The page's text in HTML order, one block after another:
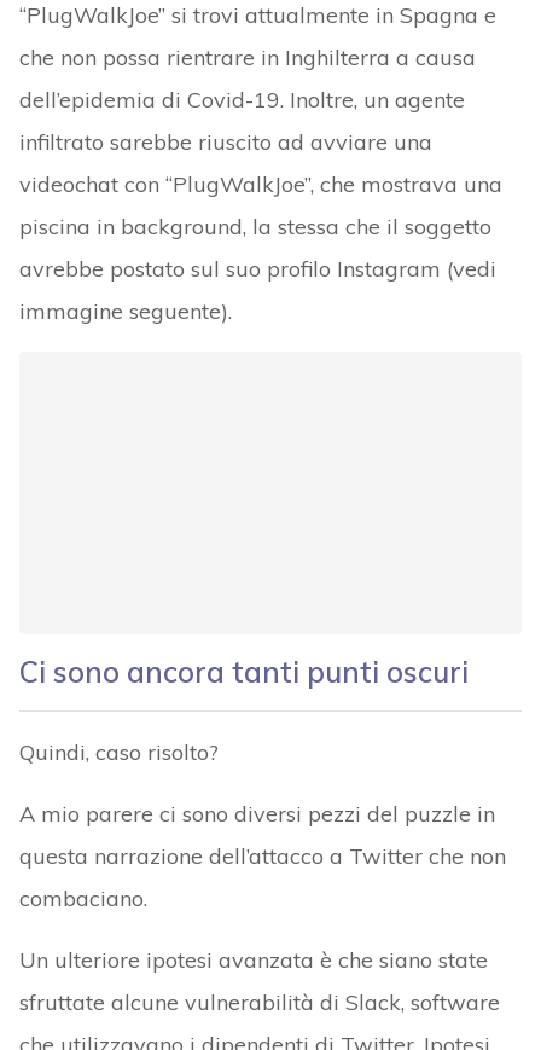
“PlugWalkJoe” si trovi attualmente in Spagna e
che non possa rientrare in Inghilterra a causa
dell’epidemia di Covid-19. Inoltre, un agente
infiltrato sarebbe riuscito ad avviare una
videochat con “PlugWalkJoe”, che mostrava una
piscina in background, la stessa che il soggetto
avrebbe postato sul suo profilo Instagram (vedi
immagine seguente).
Ci sono ancora tanti punti oscuri
Quindi, caso risolto?
A mio parere ci sono diversi pezzi del puzzle in
questa narrazione dell’attacco a Twitter che non
combaciano.
Un ulteriore ipotesi avanzata è che siano state
sfruttate alcune vulnerabilità di Slack, software